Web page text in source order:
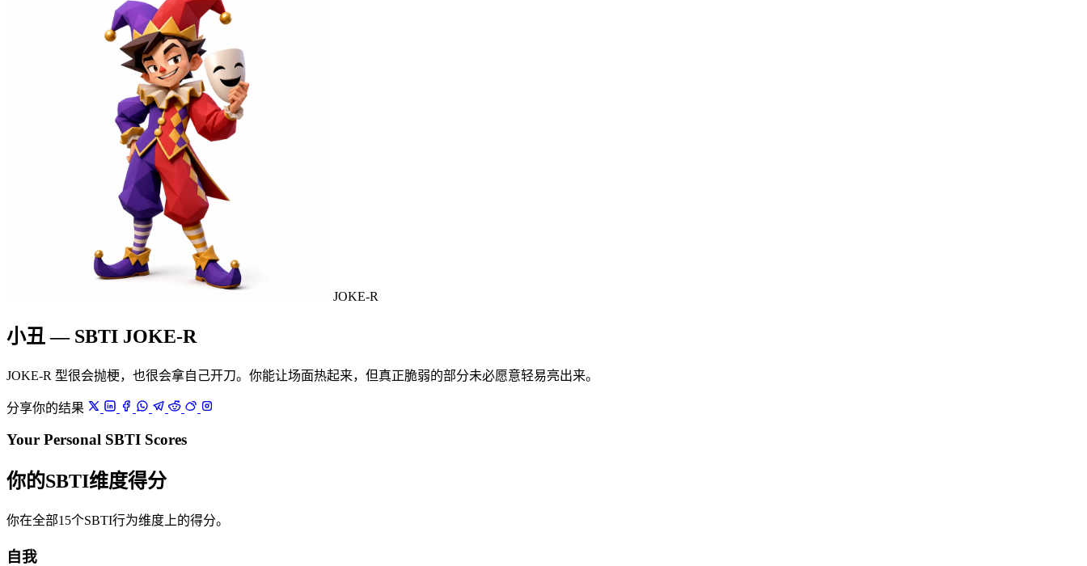
JOKE-R
小丑 — SBTI JOKE-R
JOKE-R 型很会抛梗，也很会拿自己开刀。你能让场面热起来，但真正脆弱的部分未必愿意轻易亮出来。
分享你的结果
Your Personal SBTI Scores
你的SBTI维度得分
你在全部15个SBTI行为维度上的得分。
自我